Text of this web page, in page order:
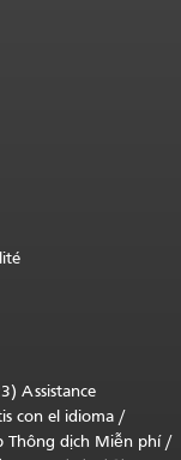
Assistance
con el idioma /
Thông dịch Miễn phí/